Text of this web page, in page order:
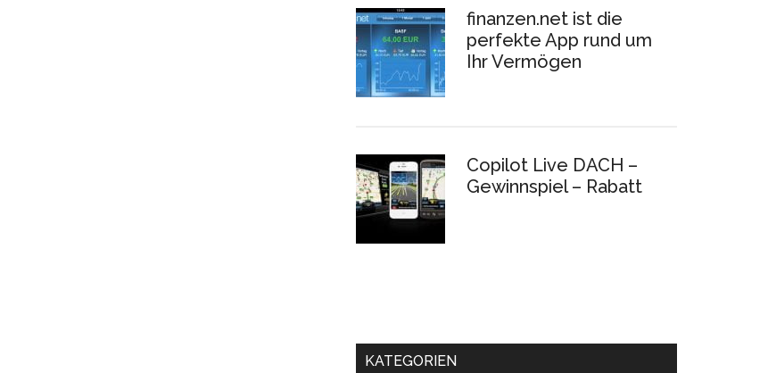
finanzen.net ist die
perfekte App rund um
Ihr Vermögen
Copilot Live DACH –
Gewinnspiel – Rabatt
KATEGORIEN